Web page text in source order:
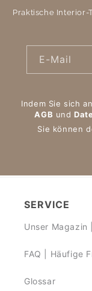
Praktische
E-Mail
Indem Sie sich
AGB und
Sie können
SERVICE
Unser Magazin
FAQ | Häufige
Glossar